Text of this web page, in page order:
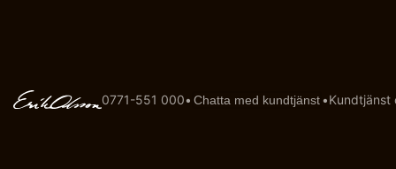
0771-551 000• Chatta med kundtjänst•Kundtjänst